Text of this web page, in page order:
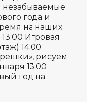
незабываемые
года и
на наших
Игровая
14:00
рисуем
13:00
год на